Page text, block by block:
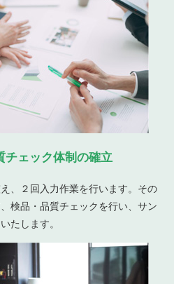
チェック体制の確立
、２回入力作業を行います。その
検品・品質チェックを行い、サン
たします。